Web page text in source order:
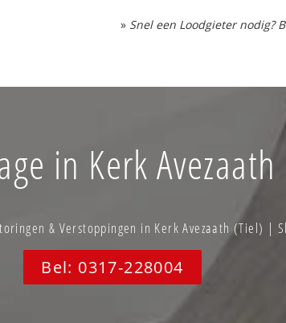
» Snel een Loodgieter nodig?
in Kerk
& Verstoppingen in Kerk Avezaath (Tiel) |
Bel: 0317-228004